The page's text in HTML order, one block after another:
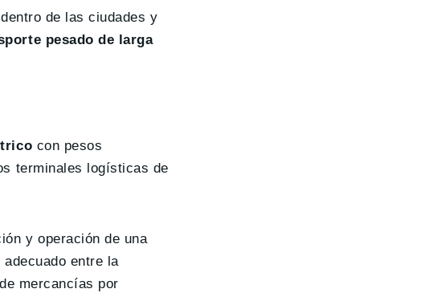
de las ciudades y
pesado de larga
con pesos
terminales logísticas de
y operación de una
entre la
mercancías por